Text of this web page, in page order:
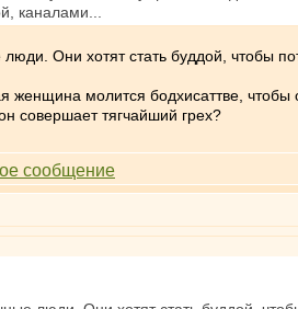
каналами...
Они хотят стать буддой, чтобы
женщина молится бодхисаттве,
совершает тягчайший грех?